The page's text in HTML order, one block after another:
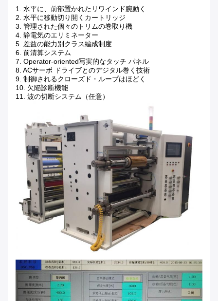
1. 水平に、前部置かれたリワインド腕動く
2. 水平に移動切り開くカートリッジ
3. 管理された個々のトリムの巻取り機
4. 静電気のエリミネーター
5. 差益の能力別クラス編成制度
6. 前清算システム
7. Operator-oriented写実的なタッチ パネル
8. ACサーボ ドライブとのデジタル巻く技術
9. 制御されるクローズド・ループはほどく
10. 欠陥診断機能
11. 波の切断システム（任意）